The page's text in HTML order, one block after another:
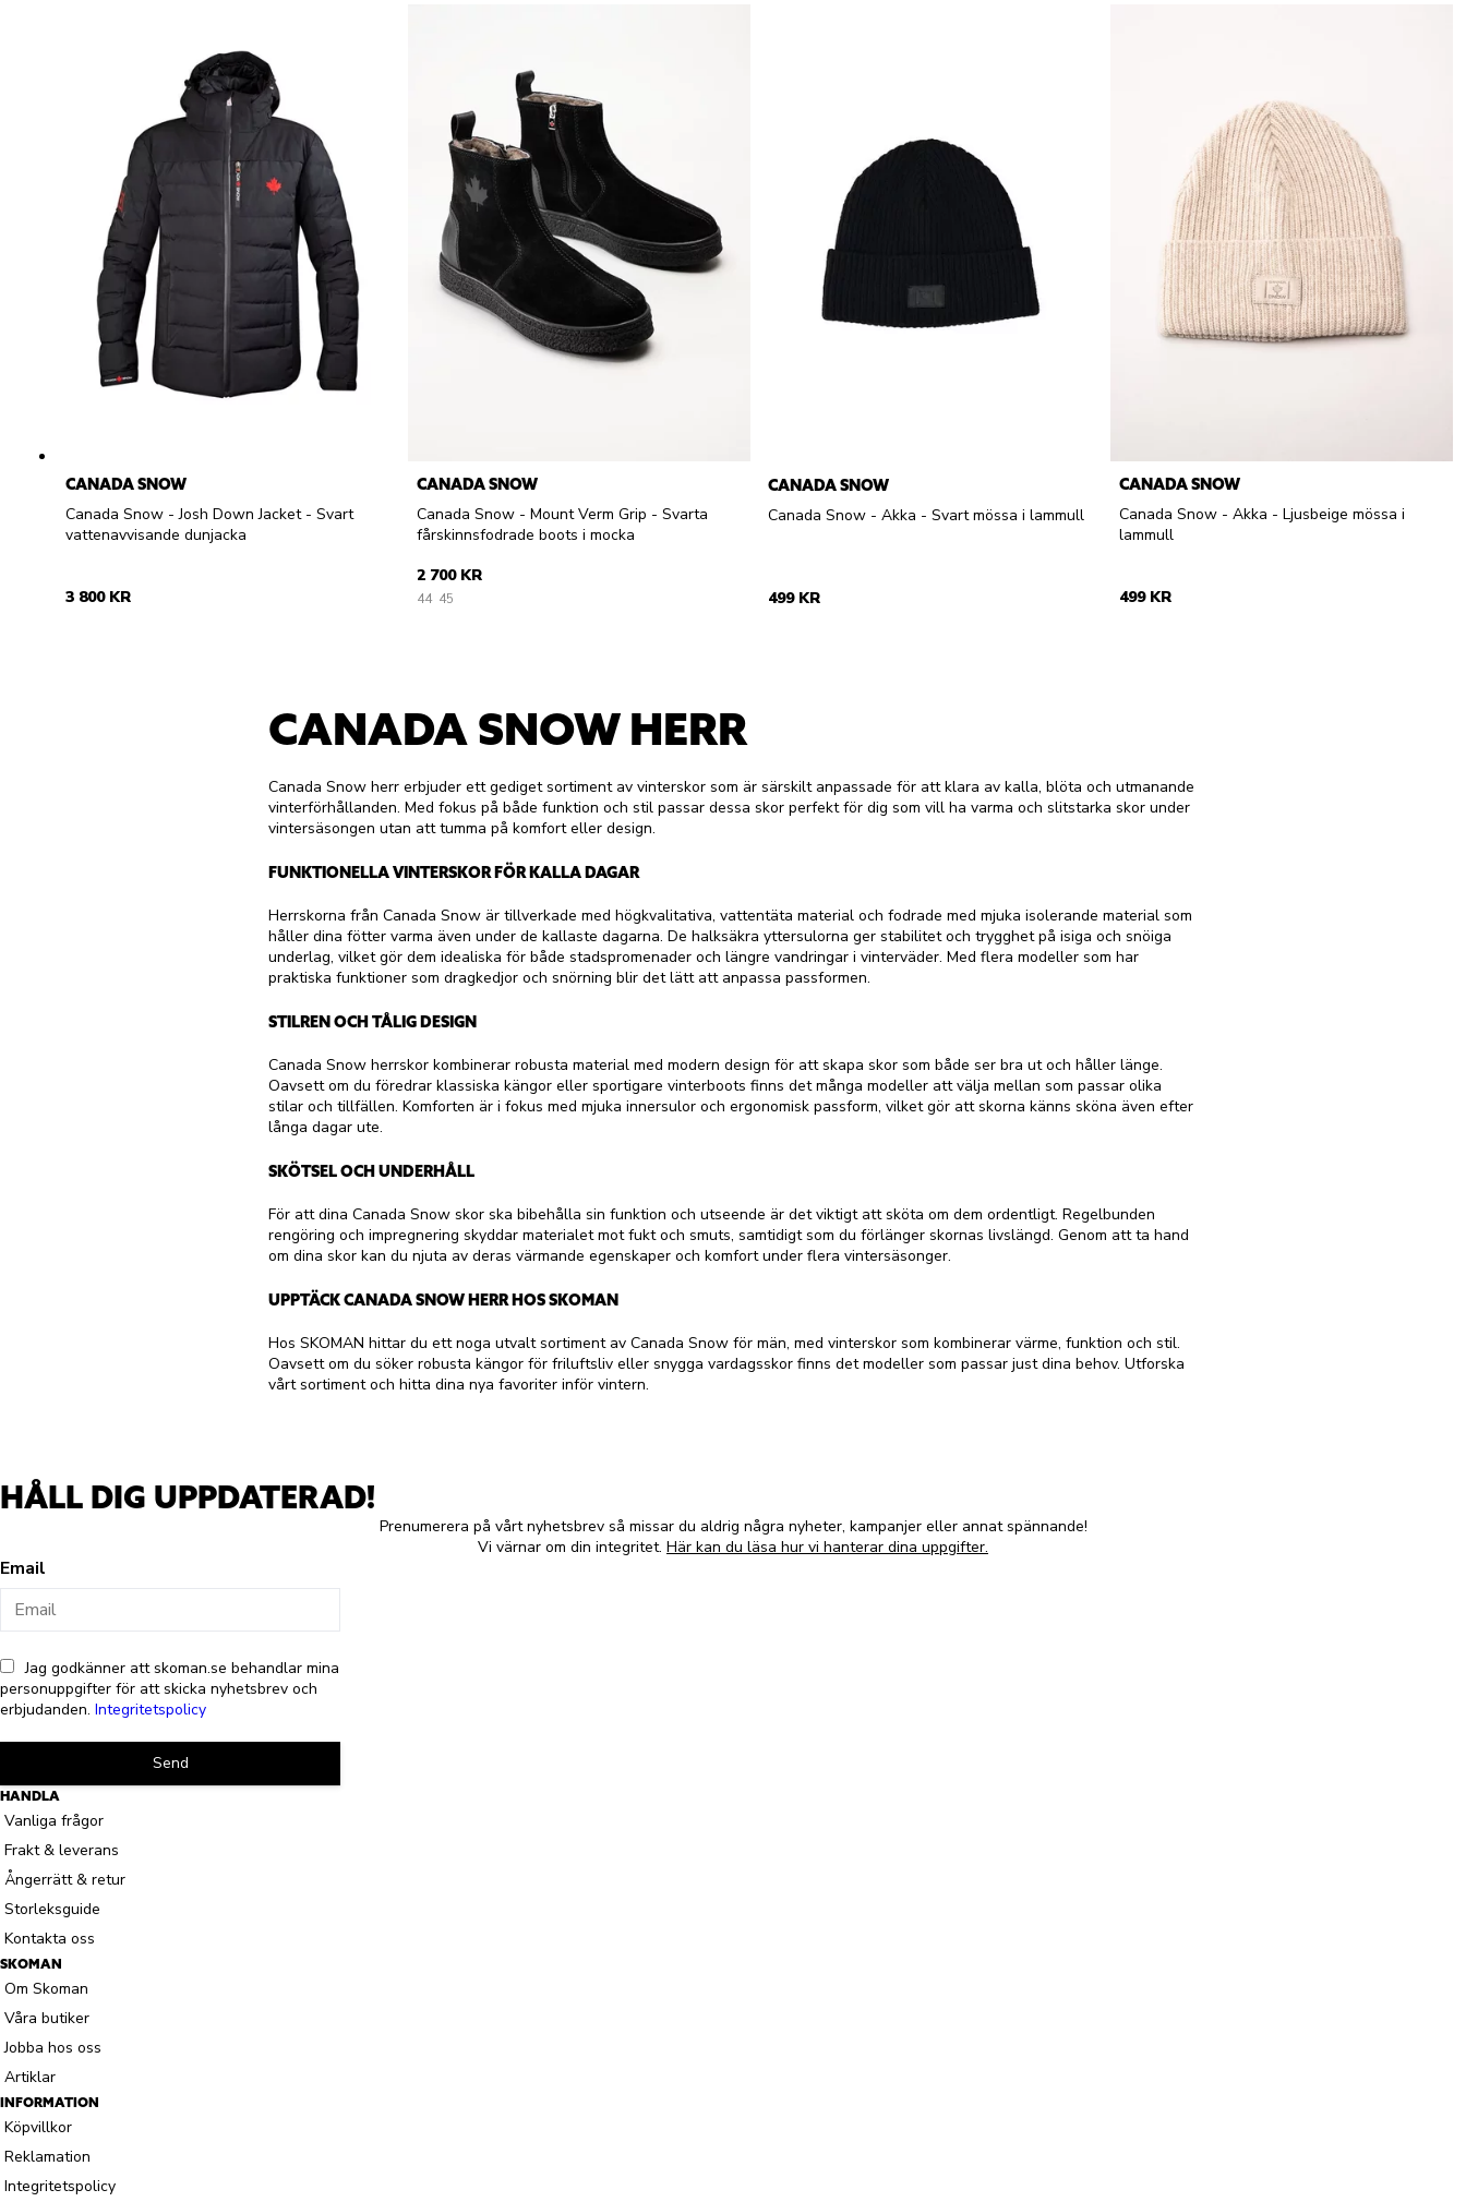
CANADA SNOW
Canada Snow - Josh Down Jacket - Svart
vattenavvisande dunjacka
3 800 KR
CANADA SNOW
Canada Snow - Mount Verm Grip - Svarta
fårskinnsfodrade boots i mocka
2 700 KR
44 45
CANADA SNOW
Canada Snow - Akka - Svart mössa i lammull
499 KR
CANADA SNOW
Canada Snow - Akka - Ljusbeige mössa i
lammull
499 KR
CANADA SNOW HERR
Canada Snow herr erbjuder ett gediget sortiment av vinterskor som är särskilt anpassade för att klara av kalla, blöta och utmanande
vinterförhållanden. Med fokus på både funktion och stil passar dessa skor perfekt för dig som vill ha varma och slitstarka skor under
vintersäsongen utan att tumma på komfort eller design.
FUNKTIONELLA VINTERSKOR FÖR KALLA DAGAR
Herrskorna från Canada Snow är tillverkade med högkvalitativa, vattentäta material och fodrade med mjuka isolerande material som
håller dina fötter varma även under de kallaste dagarna. De halksäkra yttersulorna ger stabilitet och trygghet på isiga och snöiga
underlag, vilket gör dem idealiska för både stadspromenader och längre vandringar i vinterväder. Med flera modeller som har
praktiska funktioner som dragkedjor och snörning blir det lätt att anpassa passformen.
STILREN OCH TÅLIG DESIGN
Canada Snow herrskor kombinerar robusta material med modern design för att skapa skor som både ser bra ut och håller länge.
Oavsett om du föredrar klassiska kängor eller sportigare vinterboots finns det många modeller att välja mellan som passar olika
stilar och tillfällen. Komforten är i fokus med mjuka innersulor och ergonomisk passform, vilket gör att skorna känns sköna även efter
långa dagar ute.
SKÖTSEL OCH UNDERHÅLL
För att dina Canada Snow skor ska bibehålla sin funktion och utseende är det viktigt att sköta om dem ordentligt. Regelbunden
rengöring och impregnering skyddar materialet mot fukt och smuts, samtidigt som du förlänger skornas livslängd. Genom att ta hand
om dina skor kan du njuta av deras värmande egenskaper och komfort under flera vintersäsonger.
UPPTÄCK CANADA SNOW HERR HOS SKOMAN
Hos SKOMAN hittar du ett noga utvalt sortiment av Canada Snow för män, med vinterskor som kombinerar värme, funktion och stil.
Oavsett om du söker robusta kängor för friluftsliv eller snygga vardagsskor finns det modeller som passar just dina behov. Utforska
vårt sortiment och hitta dina nya favoriter inför vintern.
HÅLL DIG UPPDATERAD!
Prenumerera på vårt nyhetsbrev så missar du aldrig några nyheter, kampanjer eller annat spännande!
Vi värnar om din integritet. Här kan du läsa hur vi hanterar dina uppgifter.
Email
Jag godkänner att skoman.se behandlar mina
personuppgifter för att skicka nyhetsbrev och
erbjudanden. Integritetspolicy
Send
HANDLA
Vanliga frågor
Frakt & leverans
Ångerrätt & retur
Storleksguide
Kontakta oss
SKOMAN
Om Skoman
Våra butiker
Jobba hos oss
Artiklar
INFORMATION
Köpvillkor
Reklamation
Integritetspolicy